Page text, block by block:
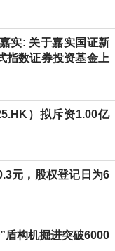
实: 关于嘉实国证新
指数证券投资基金上
）拟斥资1.00亿
元，股权登记日为6
盾构机掘进突破6000